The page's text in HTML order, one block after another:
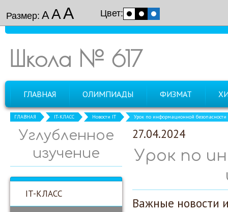
Размер: ААА Цвет:
Школа № 617
ГЛАВНАЯ ОЛИМПИАДЫ ФИЗМАТ
ГЛАВНАЯ IT-КЛАСС Новости IT Урок по информационной
Углубленное
изучение
IT-КЛАСС
27.04.2024
Урок по
Важные новости